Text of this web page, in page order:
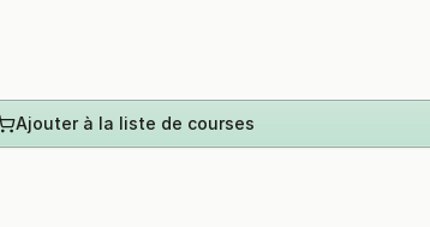
Ajouter à la liste de courses